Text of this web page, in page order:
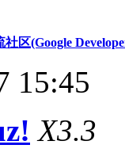
区(Google
15:45
X3.3